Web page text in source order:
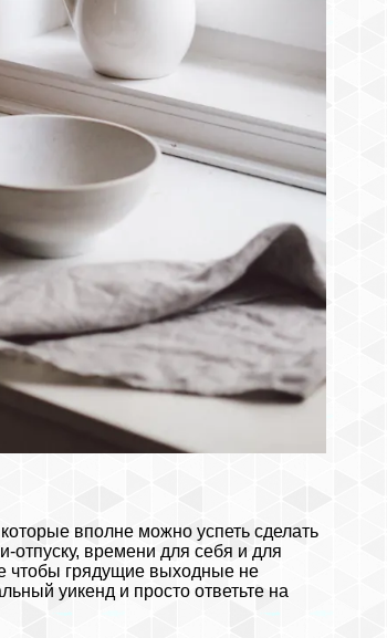
вполне можно успеть сделать
отпуску, времени для себя и для
чтобы грядущие выходные не
уикенд и просто ответьте на